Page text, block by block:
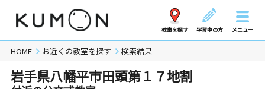
教室を探す 学習中の方 メニュー
HOME お近くの教室を探す 検索結果
岩手県八幡平市田頭第１７地割